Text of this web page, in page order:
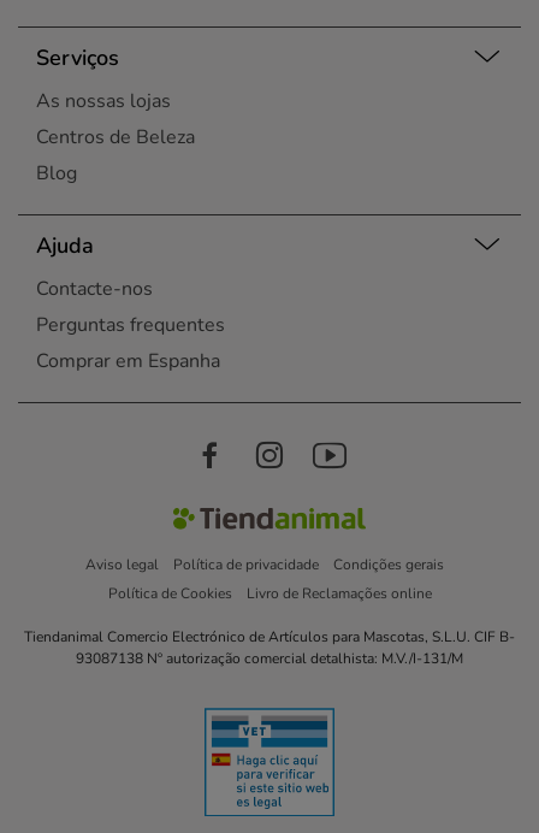
Serviços
As nossas lojas
Centros de Beleza
Blog
Ajuda
Contacte-nos
Perguntas frequentes
Comprar em Espanha
Aviso legal Política de privacidade
Condições gerais
Política de Cookies
Livro de Reclamações online
Tiendanimal Comercio Electrónico de Artículos para Mascotas, S.L.U. CIF B-
93087138 Nº autorização comercial detalhista: M.V./I-131/M